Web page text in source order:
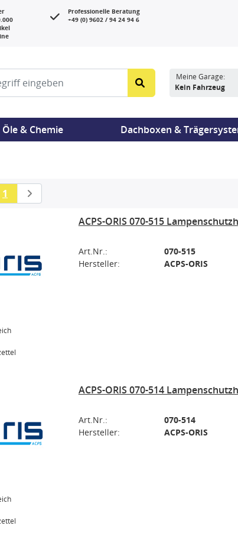
Professionelle Beratung
+49 (0) 9602 / 94 24 94 6
Meine Garage:
Kein Fahrzeug
Öle & Chemie Dachboxen &
1
ACPS-ORIS 070-515
Art.Nr.:
070-515
Hersteller:
ACPS-ORIS
ACPS-ORIS 070-514
Art.Nr.:
070-514
Hersteller:
ACPS-ORIS